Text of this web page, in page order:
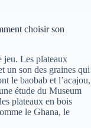
choisir son
jeu. Les plateaux
un son des graines qui
le baobab et l’acajou,
étude du Museum
plateaux en bois
le Ghana, le